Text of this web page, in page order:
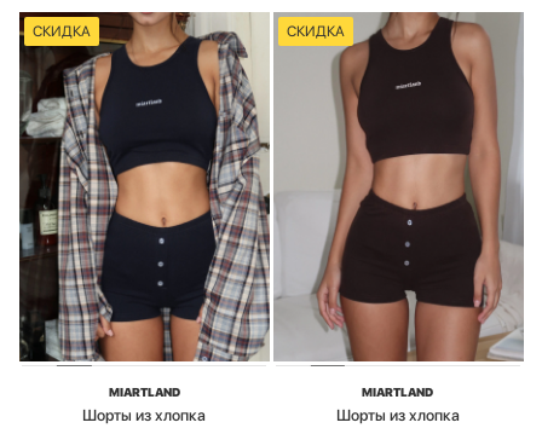
СКИДКА
MIARTLAND
Шорты из хлопка
СКИДКА
MIARTLAND
Шорты из хлопка